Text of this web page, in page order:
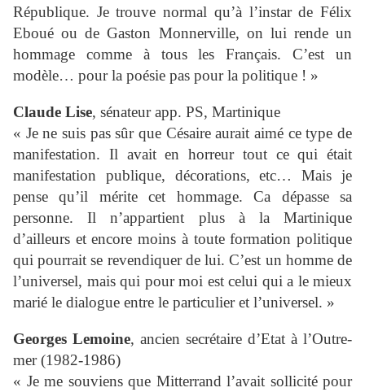
République. Je trouve normal qu’à l’instar de Félix
Eboué ou de Gaston Monnerville, on lui rende un
hommage comme à tous les Français. C’est un
modèle… pour la poésie pas pour la politique ! »
Claude Lise, sénateur app. PS, Martinique
« Je ne suis pas sûr que Césaire aurait aimé ce type de
manifestation. Il avait en horreur tout ce qui était
manifestation publique, décorations, etc… Mais je
pense qu’il mérite cet hommage. Ca dépasse sa
personne. Il n’appartient plus à la Martinique
d’ailleurs et encore moins à toute formation politique
qui pourrait se revendiquer de lui. C’est un homme de
l’universel, mais qui pour moi est celui qui a le mieux
marié le dialogue entre le particulier et l’universel. »
Georges Lemoine, ancien secrétaire d’Etat à l’Outre-
mer (1982-1986)
« Je me souviens que Mitterrand l’avait sollicité pour